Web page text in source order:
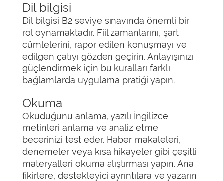
Dil bilgisi
Dil bilgisi B2 seviye sınavında önemli bir
rol oynamaktadır. Fiil zamanlarını, şart
cümlelerini, rapor edilen konuşmayı ve
edilgen çatıyı gözden geçirin. Anlayışınızı
güçlendirmek için bu kuralları farklı
bağlamlarda uygulama pratiği yapın.
Okuma
Okuduğunu anlama, yazılı İngilizce
metinleri anlama ve analiz etme
becerinizi test eder. Haber makaleleri,
denemeler veya kısa hikayeler gibi çeşitli
materyalleri okuma alıştırması yapın. Ana
fikirlere, destekleyici ayrıntılara ve yazarın